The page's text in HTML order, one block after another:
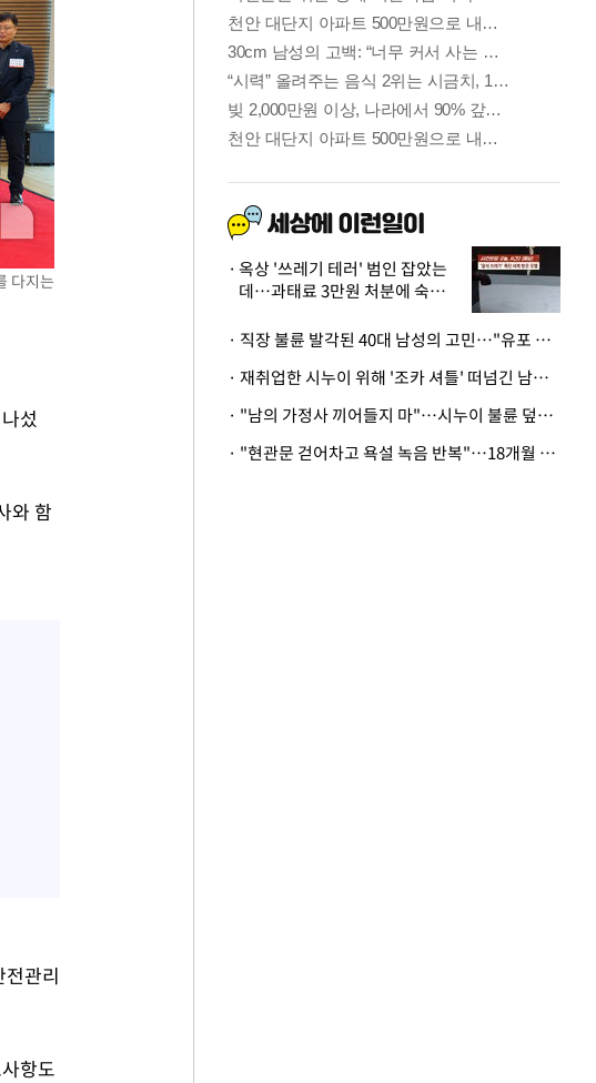
다지는
섰
와 함
관리
항도
옥상 '쓰레기 테러' 범인 잡았는
데…과태료 3만원 처분에 숙박업
· 직장 불륜 발각된 40대 남성의 고민…"유포 동료 명예훼손·협박죄 고소 가능할까"
· 재취업한 시누이 위해 '조카 셔틀' 떠넘긴 남편…아내 "난 못한다"
· "남의 가정사 끼어들지 마"…시누이 불륜 덮으려는 남편에 억울한 아내
· "현관문 걷어차고 욕설 녹음 반복"…18개월 아기 키우는 집 뒤흔든 '앞집의 비극'